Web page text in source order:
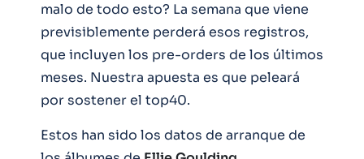
malo de todo esto? La semana que viene
previsiblemente perderá esos registros,
que incluyen los pre-orders de los últimos
meses. Nuestra apuesta es que peleará
por sostener el top40.
Estos han sido los datos de arranque de